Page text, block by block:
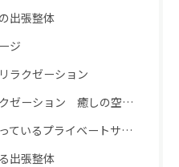
出張整体
ジ
ラクゼーション
癒しの空間 深夜26時までのReflex小笹店
いるプライベートサロン
出張整体